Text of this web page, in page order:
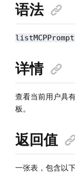
语法
详情
查看当前用户具
板。
返回值
一张表，包含以